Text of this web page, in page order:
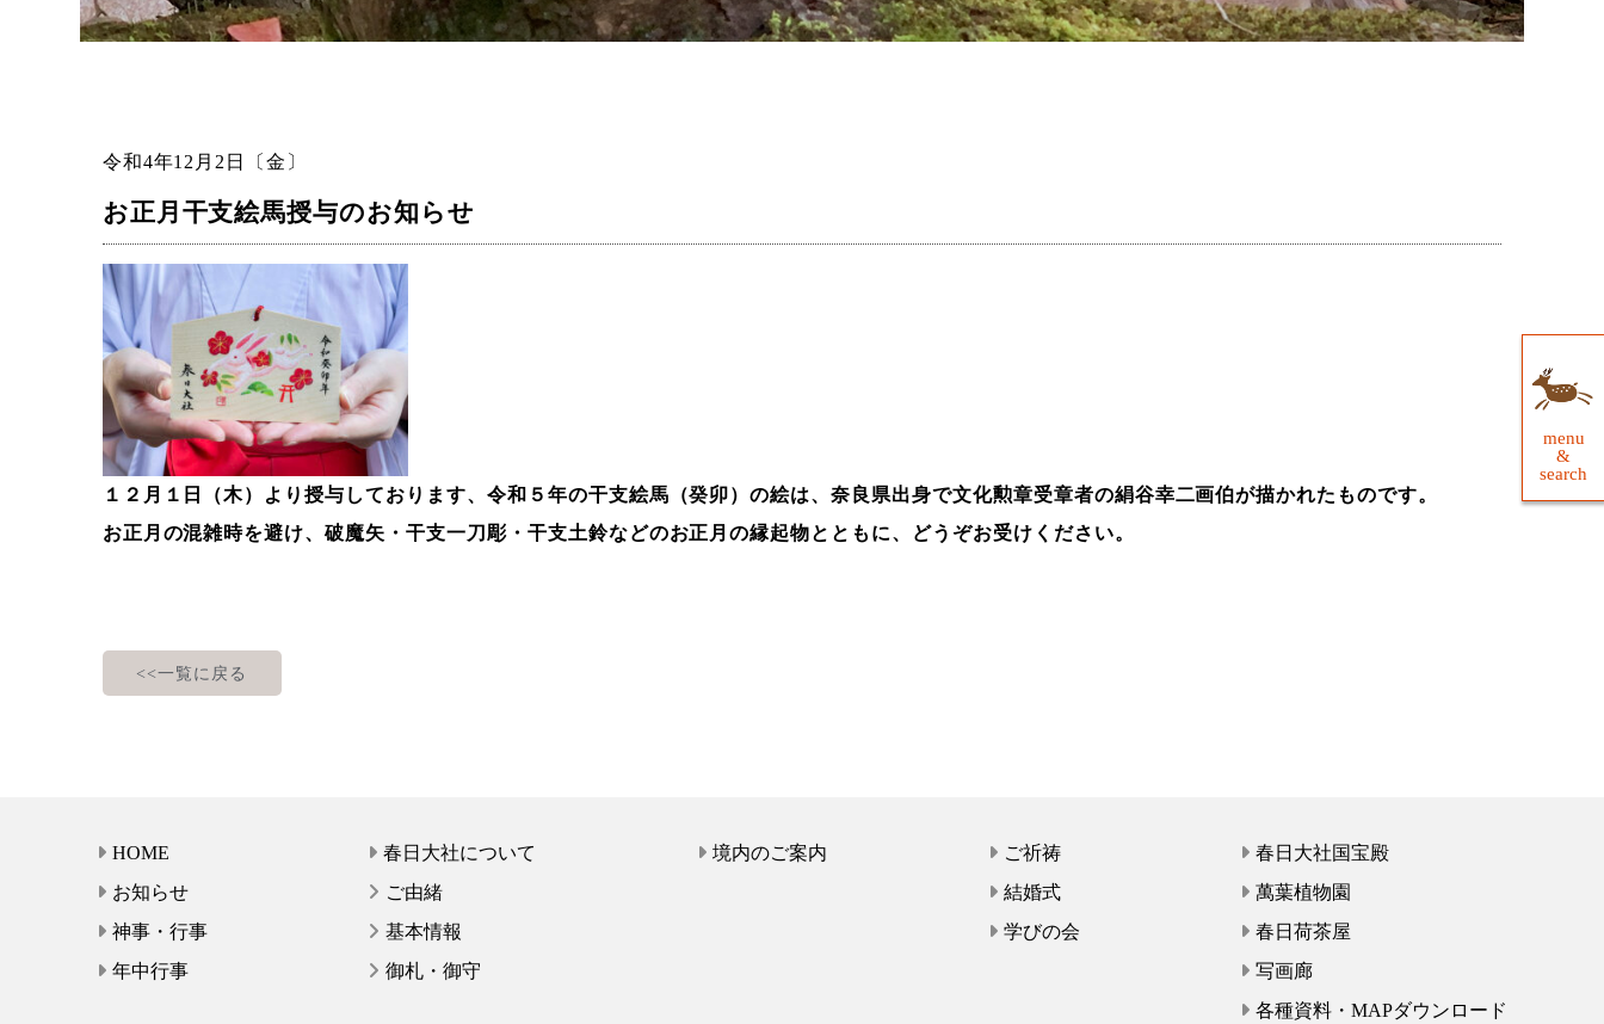
menu
&
search
令和4年12月2日〔金〕
お正月干支絵馬授与のお知らせ
１２月１日（木）より授与しております、 令和５年の干支絵馬（癸卯）の絵は、奈良県出身で文化勲章受章者の絹谷幸二画伯が描かれたものです。
お正月の混雑時を避け、破魔矢・干支一刀彫・干支土鈴などのお正月の縁起物とともに、どうぞお受けください。
<<一覧に戻る
HOME
お知らせ
神事・行事
年中行事
春日大社について
ご由緒
基本情報
御札・御守
境内のご案内
ご祈祷
結婚式
学びの会
春日大社国宝殿
萬葉植物園
春日荷茶屋
写画廊
各種資料・MAPダウンロード